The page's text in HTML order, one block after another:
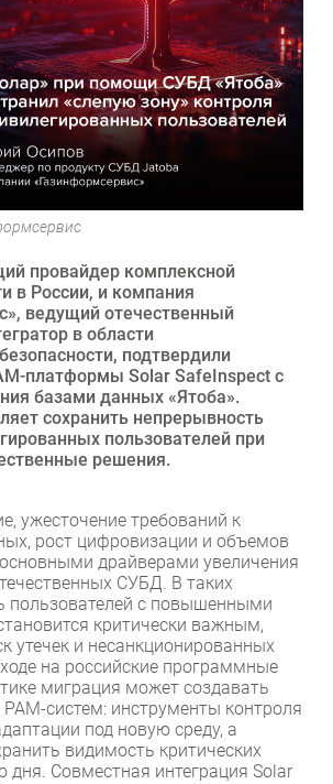
провайдер комплексной
в России, и компания
ведущий отечественный
в области
подтвердили
платформы Solar SafeInspect с
базами данных «Ятоба».
сохранить непрерывность
пользователей при
решения.
ужесточение требований к
рост цифровизации и объемов
драйверами увеличения
СУБД. В таких
пользователей с повышенными
критически важным,
утечек и несанкционированных
на российские программные
миграция может создавать
систем: инструменты контроля
под новую среду, а
видимость критических
дня. Совместная интеграция Solar